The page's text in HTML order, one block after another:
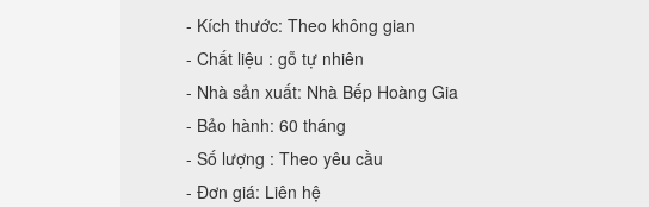
- Kích thước: Theo không gian
- Chất liệu : gỗ tự nhiên
- Nhà sản xuất: Nhà Bếp Hoàng Gia
- Bảo hành: 60 tháng
- Số lượng : Theo yêu cầu
- Đơn giá: Liên hệ